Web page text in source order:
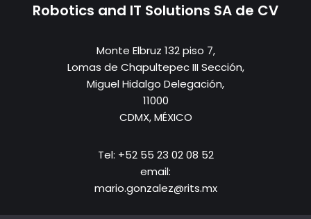
Robotics and IT Solutions SA de CV
Monte Elbruz 132 piso 7,
Lomas de Chapultepec III Sección,
Miguel Hidalgo Delegación,
11000
CDMX, MÉXICO
Tel: +52 55 23 02 08 52
email:
mario.gonzalez@rits.mx